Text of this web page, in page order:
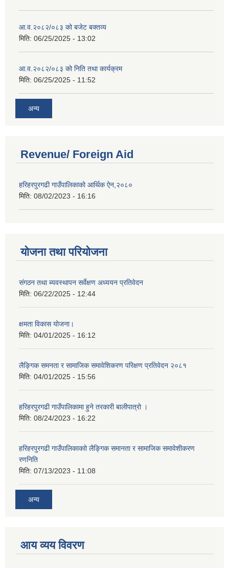
आ.व.२०८२/०८३ को बजेट बक्तव्य
मिति: 06/25/2025 - 13:02
आ.व.२०८२/०८३ को निति तथा कार्यक्रम
मिति: 06/25/2025 - 11:52
अन्य
Revenue/ Foreign Aid
हरिहरपुरगढी गाउँपालिकाको आर्थिक ऐन,२०८०
मिति: 08/02/2023 - 16:16
योजना तथा परियोजना
संगठन तथा ब्यवस्थापन सर्वेक्षण अध्ययन प्रतिवेदन
मिति: 06/22/2025 - 12:44
क्षमता विकास योजना।
मिति: 04/01/2025 - 16:12
लैङ्गिक समनता र सामाजिक समावेशिकरण परिक्षण प्रतिवेदन २०८१
मिति: 04/01/2025 - 15:56
हरिहरपुरगढी गाउँपालिकामा हुने तरकारी बालीपात्रो ।
मिति: 08/24/2023 - 16:22
हरिहरपुरगढी गाउँपालिकाकाो लैङ्गिक समानता र सामाजिक समावेशीकरण
रणनिति
मिति: 07/13/2023 - 11:08
अन्य
आय व्यय विवरण